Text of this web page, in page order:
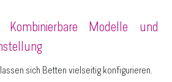
Kombinierbare Modelle und
lassen sich Betten vielseitig konfigurieren.